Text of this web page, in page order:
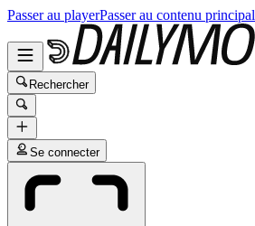
Passer au playerPasser au contenu principal
Rechercher
Se connecter